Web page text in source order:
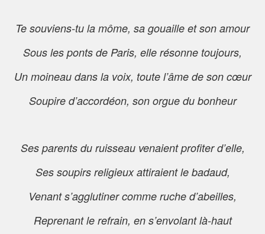
Te souviens-tu la môme, sa gouaille et son amour
Sous les ponts de Paris, elle résonne toujours,
Un moineau dans la voix, toute l’âme de son cœur
Soupire d’accordéon, son orgue du bonheur
Ses parents du ruisseau venaient profiter d’elle,
Ses soupirs religieux attiraient le badaud,
Venant s’agglutiner comme ruche d’abeilles,
Reprenant le refrain, en s’envolant là-haut